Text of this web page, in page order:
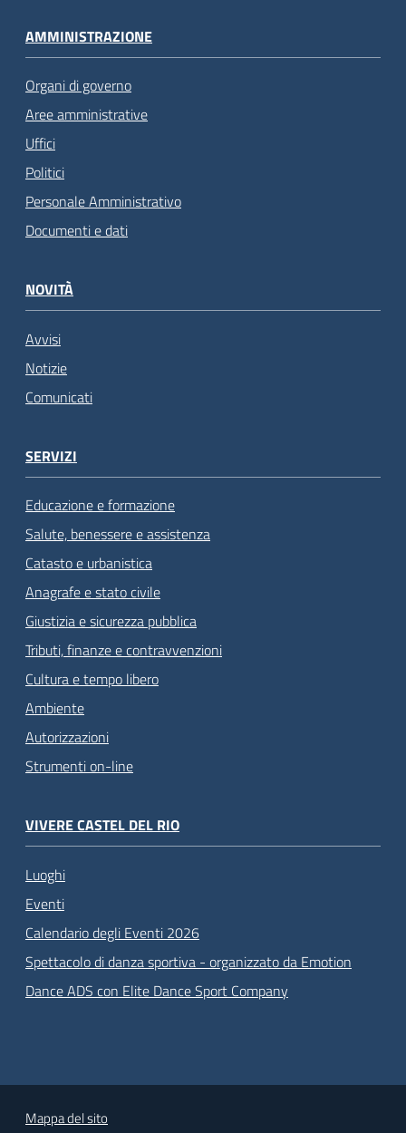
AMMINISTRAZIONE
Organi di governo
Aree amministrative
Uffici
Politici
Personale Amministrativo
Documenti e dati
NOVITÀ
Avvisi
Notizie
Comunicati
SERVIZI
Educazione e formazione
Salute, benessere e assistenza
Catasto e urbanistica
Anagrafe e stato civile
Giustizia e sicurezza pubblica
Tributi, finanze e contravvenzioni
Cultura e tempo libero
Ambiente
Autorizzazioni
Strumenti on-line
VIVERE CASTEL DEL RIO
Luoghi
Eventi
Calendario degli Eventi 2026
Spettacolo di danza sportiva - organizzato da Emotion
Dance ADS con Elite Dance Sport Company
Mappa del sito